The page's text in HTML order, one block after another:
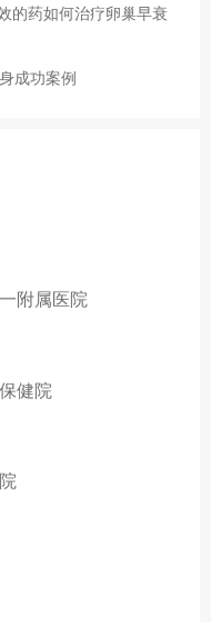
的药如何治疗卵巢早衰
成功案例
附属医院
健院